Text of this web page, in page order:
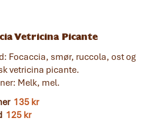
Vetricina Picante
Focaccia, smør, ruccola, ost og
vetricina picante.
Melk, mel.
135 kr
125 kr